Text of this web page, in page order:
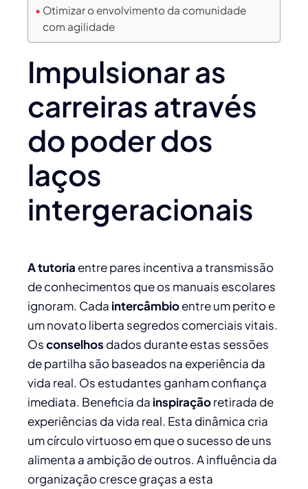
Otimizar o envolvimento da comunidade
com agilidade
Impulsionar as
carreiras através
do poder dos
laços
intergeracionais
A tutoria entre pares incentiva a transmissão
de conhecimentos que os manuais escolares
ignoram. Cada intercâmbioentre um perito e
um novato liberta segredos comerciais vitais.
Osconselhos dados durante estas sessões
de partilha são baseados na experiência da
vida real. Os estudantes ganham confiança
imediata. Beneficia da inspiraçãoretirada de
experiências da vida real. Esta dinâmica cria
um círculo virtuoso em que o sucesso de uns
alimenta a ambição de outros. A influência da
organização cresce graças a esta